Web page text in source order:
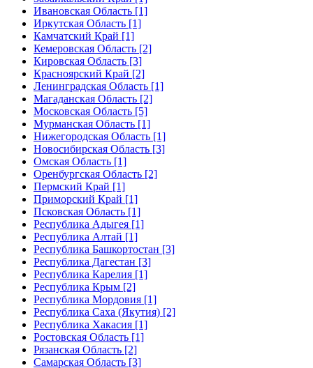
Ивановская Область [1]
Иркутская Область [1]
Камчатский Край [1]
Кемеровская Область [2]
Кировская Область [3]
Красноярский Край [2]
Ленинградская Область [1]
Магаданская Область [2]
Московская Область [5]
Мурманская Область [1]
Нижегородская Область [1]
Новосибирская Область [3]
Омская Область [1]
Оренбургская Область [2]
Пермский Край [1]
Приморский Край [1]
Псковская Область [1]
Республика Адыгея [1]
Республика Алтай [1]
Республика Башкортостан [3]
Республика Дагестан [3]
Республика Карелия [1]
Республика Крым [2]
Республика Мордовия [1]
Республика Саха (Якутия) [2]
Республика Хакасия [1]
Ростовская Область [1]
Рязанская Область [2]
Самарская Область [3]